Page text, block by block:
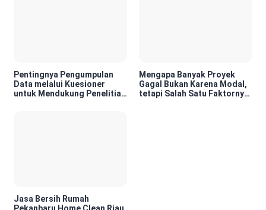
Pentingnya Pengumpulan
Data melalui Kuesioner
untuk Mendukung Penelitian
Mengapa Banyak Proyek
Gagal Bukan Karena Modal,
tetapi Salah Satu Faktornya
Jasa Bersih Rumah
Pekanbaru Home Clean Riau,